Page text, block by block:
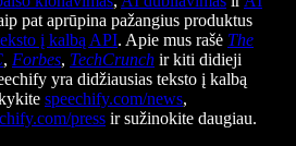
pat aprūpina pažangius produktus
į kalbą API. Apie mus rašė The
, Forbes, TechCrunch ir kiti didieji
yra didžiausias teksto į kalbą
speechify.com/news,
press ir sužinokite daugiau.